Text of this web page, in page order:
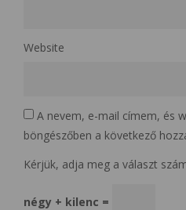
Website
A nevem, e-mail címem, és
böngészőben a következő
Kérjük, adja meg a választ
négy + kilenc =